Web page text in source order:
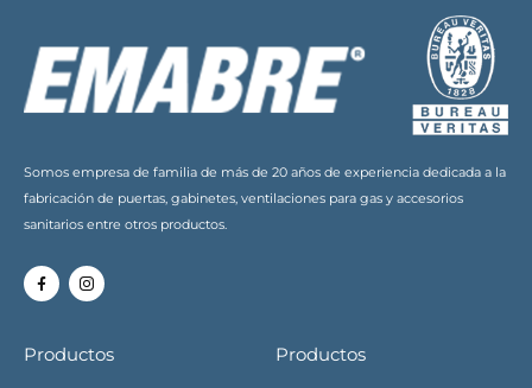
Somos empresa de familia de más de 20 años de experiencia dedicada a la
fabricación de puertas, gabinetes, ventilaciones para gas y accesorios
sanitarios entre otros productos.
Productos Productos